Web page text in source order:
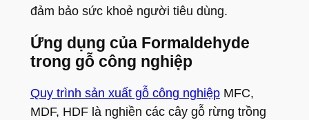
đảm bảo sức khoẻ người tiêu dùng.
Ứng dụng của Formaldehyde
trong gỗ công nghiệp
Quy trình sản xuất gỗ công nghiệpMFC,
MDF, HDF là nghiền các cây gỗ rừng trồng